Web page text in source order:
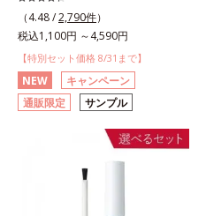
（4.48 /2,790件）
税込1,100円 ～4,590円
【特別セット価格 8/31まで】
NEW
キャンペーン
通販限定
サンプル